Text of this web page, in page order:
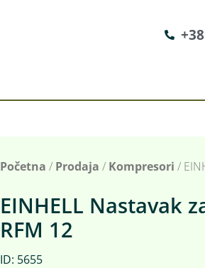
Početna / Prodaja / Kompresori /
EINHELL Nastavak
RFM 12
ID: 5655